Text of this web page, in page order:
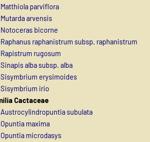
Matthiola parviflora
Mutarda arvensis
Notoceras bicorne
Raphanus raphanistrum subsp. raphanistrum
Rapistrum rugosum
Sinapis alba subsp. alba
Sisymbrium erysimoides
Sisymbrium irio
Cactaceae
Austrocylindropuntia subulata
Opuntia maxima
Opuntia microdasys